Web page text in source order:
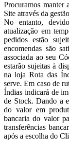
Procuramos manter
Site através da
No entanto,
atualização em
pedidos estão
encomendas são
associada ao seu
estarão sujeitas à
na loja Rota das
serve. Em caso de
Índias indicará de
de Stock. Dando a
do valor em
bancaria do valor
transferências
após a escolha do